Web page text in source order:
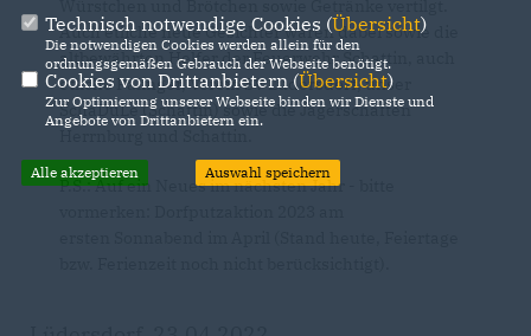
Auch etliche neue Gesichter waren dabei sowie die
altbewährten Helfer der Feuerwehr Schattin, auch
etliche Palinger, Verein SV Lüdersdorf, unser
SchaDuLe (Schattin) sowie die Jägerschaften
P.S.: Auf ein Neues im nächsten Jahr - bitte
Technisch notwendige Cookies (Übersicht)
Die notwendigen Cookies werden allein für den
ordnungsgemäßen Gebrauch der Webseite benötigt.
Cookies von Drittanbietern (Übersicht)
Zur Optimierung unserer Webseite binden wir Dienste und
Angebote von Drittanbietern ein.
Alle akzeptieren Auswahl speichern